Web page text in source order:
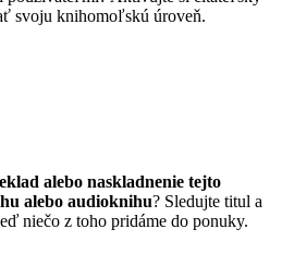
svoju knihomoľskú úroveň.
alebo naskladnenie tejto
alebo audioknihu? Sledujte titul a
niečo z toho pridáme do ponuky.